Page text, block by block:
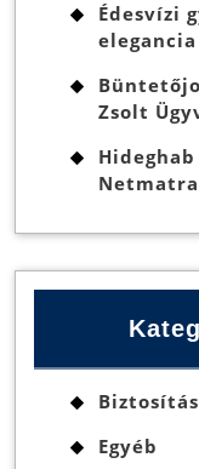
Édesvízi
elegancia
Zsolt
Biztosítás
Egyéb